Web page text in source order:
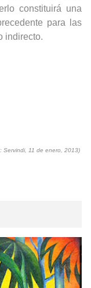
constituirá una
para las
indirecto.
Servindi, 11 de enero, 2013)